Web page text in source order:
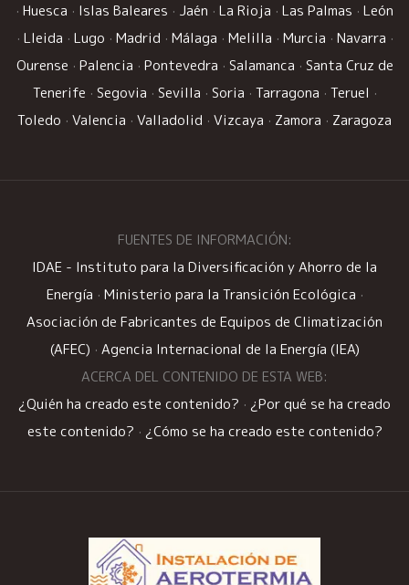
· Huesca · Islas Baleares · Jaén · La Rioja · Las Palmas · León
· Lleida · Lugo · Madrid · Málaga · Melilla · Murcia · Navarra ·
Ourense · Palencia · Pontevedra · Salamanca · Santa Cruz de
Tenerife · Segovia · Sevilla · Soria · Tarragona · Teruel ·
Toledo · Valencia · Valladolid · Vizcaya · Zamora · Zaragoza
FUENTES DE INFORMACIÓN:
IDAE - Instituto para la Diversificación y Ahorro de la
Energía · Ministerio para la Transición Ecológica ·
Asociación de Fabricantes de Equipos de Climatización
(AFEC) · Agencia Internacional de la Energía (IEA)
ACERCA DEL CONTENIDO DE ESTA WEB:
¿Quién ha creado este contenido? · ¿Por qué se ha creado
este contenido? · ¿Cómo se ha creado este contenido?